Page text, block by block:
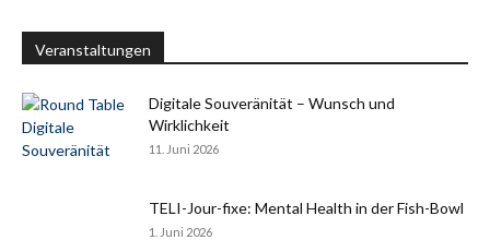
Veranstaltungen
Digitale Souveränität – Wunsch und
Wirklichkeit
11. Juni 2026
TELI-Jour-fixe: Mental Health in der Fish-Bowl
1. Juni 2026